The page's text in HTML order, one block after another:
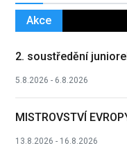
Akce
2. soustředění
5.8.2026 - 6.8.2026
MISTROVSTVÍ
13.8.2026 - 16.8.2026